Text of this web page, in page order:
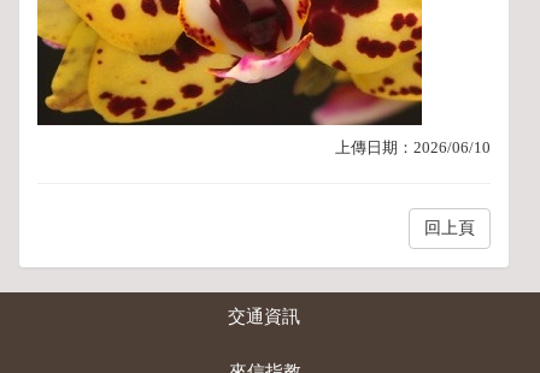
上傳日期： 2026/06/10
回上頁
交通資訊